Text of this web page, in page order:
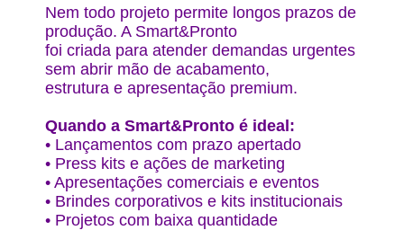
Nem todo projeto permite longos prazos de
produção. A Smart&Pronto
foi criada para atender demandas urgentes
sem abrir mão de acabamento,
estrutura e apresentação premium.
Quando a Smart&Pronto é ideal:
• Lançamentos com prazo apertado
• Press kits e ações de marketing
• Apresentações comerciais e eventos
• Brindes corporativos e kits institucionais
• Projetos com baixa quantidade